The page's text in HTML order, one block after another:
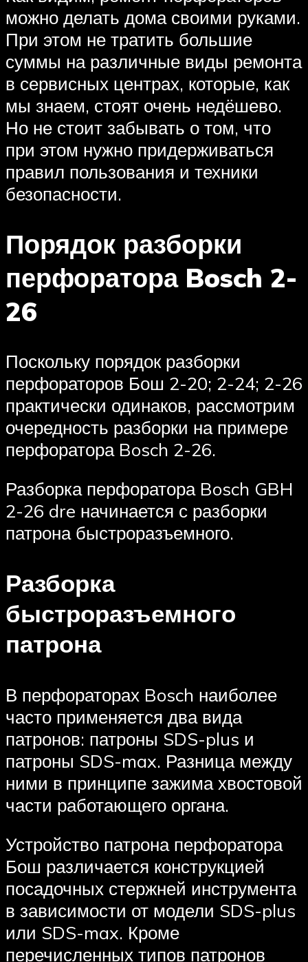
можно делать дома своими руками.
При этом не тратить большие
суммы на различные виды ремонта
в сервисных центрах, которые, как
мы знаем, стоят очень недёшево.
Но не стоит забывать о том, что
при этом нужно придерживаться
правил пользования и техники
безопасности.
Порядок разборки
перфоратора Bosch 2-
26
Поскольку порядок разборки
перфораторов Бош 2-20; 2-24; 2-26
практически одинаков, рассмотрим
очередность разборки на примере
перфоратора Bosch 2-26.
Разборка перфоратора Bosch GBH
2-26 dre начинается с разборки
патрона быстроразъемного.
Разборка
быстроразъемного
патрона
В перфораторах Bosch наиболее
часто применяется два вида
патронов: патроны SDS-plus и
патроны SDS-max. Разница между
ними в принципе зажима хвостовой
части работающего органа.
Устройство патрона перфоратора
Бош различается конструкцией
посадочных стержней инструмента
в зависимости от модели SDS-plus
или SDS-max. Кроме
перечисленных типов патронов